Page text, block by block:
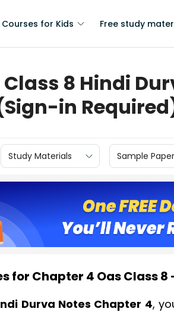
Courses for Kids Free study
Class 8 Hindi
in
Study Materials Sample
for Chapter 4 Oas Class 8 -
Durva Notes Chapter 4,